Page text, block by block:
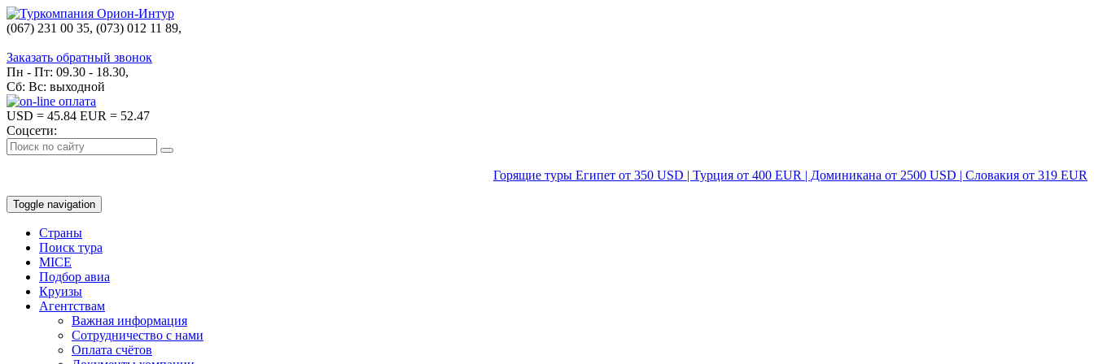
(067) 231 00 35, (073) 012 11 89,
Заказать обратный звонок
Пн - Пт: 09.30 - 18.30,
Сб: Вс: выходной
USD = 45.84 EUR = 52.47
Соцсети:
Горящие туры Египет от 350 USD | Турция от 400 EUR | Доминикана от 2500 USD | Словакия от 319 EUR
Toggle navigation
Страны
Поиск тура
MICE
Подбор авиа
Круизы
Агентствам
Важная информация
Сотрудничество с нами
Оплата счётов